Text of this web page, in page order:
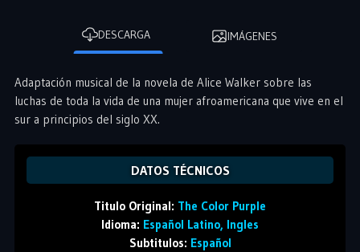
DESCARGA IMÁGENES
Adaptación musical de la novela de Alice Walker sobre las
luchas de toda la vida de una mujer afroamericana que vive en el
sur a principios del siglo XX.
DATOS TÉCNICOS
Titulo Original: The Color Purple
Idioma: Español Latino, Ingles
Subtitulos: Español